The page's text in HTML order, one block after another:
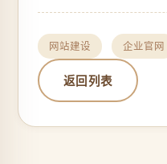
网站建设 企业官网
返回列表